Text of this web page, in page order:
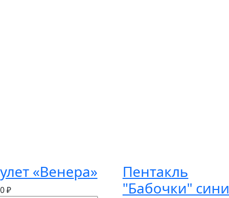
«Венера»
₽
Пентакль
"Бабочки"